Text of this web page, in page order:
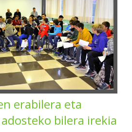
erabilera eta
bilera irekia